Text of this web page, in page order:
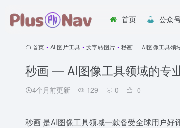
首页 公众
首页 • AI 图片工具 • 文字转图片 • 秒画 — AI图像工具领
秒画 — AI图像工具领域的专
4个月前更新 129 0 0
秒画 是AI图像工具领域一款备受全球用户好